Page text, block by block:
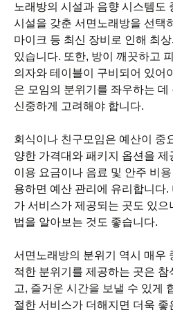
노래방의 시설과 음향 시스템도
시설을 갖춘 서면노래방을 선택
마이크 등 최신 장비로 인해 최
있습니다. 또한, 방이 깨끗하고
의자와 테이블이 구비되어 있어
은 모임의 분위기를 좌우하는 데
신중하게 고려해야 합니다.
회식이나 친구모임은 예산이 중
양한 가격대와 패키지 옵션을 제
이용 요금이나 음료 및 안주 비
용하면 예산 관리에 유리합니다
가 서비스가 제공되는 곳도 있
법을 알아보는 것도 좋습니다.
서면노래방의 분위기 역시 매우
적한 분위기를 제공하는 곳은 참
고, 즐거운 시간을 보낼 수 있게
절한 서비스가 더해지면 더욱